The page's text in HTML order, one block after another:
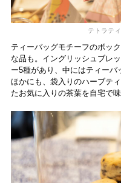
テトラテ
ティーバッグモチーフのボッ
な品も。イングリッシュブレ
ー5種があり、中にはティーバ
ほかにも、袋入りのハーブテ
たお気に入りの茶葉を自宅で